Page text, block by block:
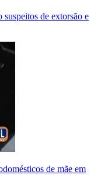
de extorsão e
de mãe em